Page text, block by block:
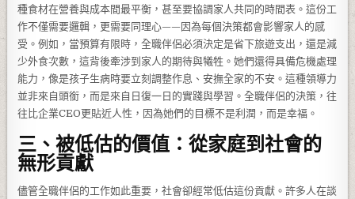
種食材在營養與成本間最平衡，甚至要協調家人共同的時間表。這份工
作不僅需要邏輯，更需要同理心——因為每個決策都會影響家人的感
受。例如，當預算有限時，全職伴侶必須決定是省下旅遊支出，還是減
少外食次數，這背後牽涉到家人的期待與犧牲。她們還得具備危機處理
能力，像是孩子生病時要立刻調整作息、安撫全家的不安。這種領導力
並非來自頭銜，而是來自日復一日的實踐與學習。全職伴侶的決策，往
往比企業CEO更貼近人性，因為她們的目標不是利潤，而是幸福。
三、被低估的價值：從家庭到社會的
無形貢獻
儘管全職伴侶的工作如此重要，社會卻經常低估這份貢獻。許多人在談